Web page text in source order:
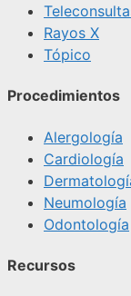
Rayos X
Tópico
Procedimientos
Alergología
Cardiología
Neumología
Odontología
Recursos